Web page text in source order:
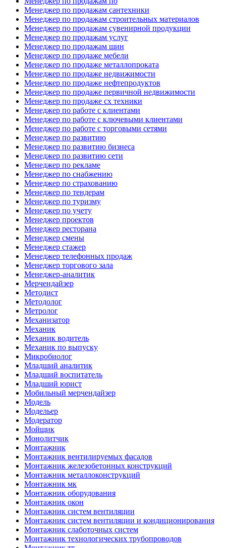
Менеджер по продажам сантехники
Менеджер по продажам строительных материалов
Менеджер по продажам сувенирной продукции
Менеджер по продажам услуг
Менеджер по продажам шин
Менеджер по продаже мебели
Менеджер по продаже металлопроката
Менеджер по продаже недвижимости
Менеджер по продаже нефтепродуктов
Менеджер по продаже первичной недвижимости
Менеджер по продаже сх техники
Менеджер по работе с клиентами
Менеджер по работе с ключевыми клиентами
Менеджер по работе с торговыми сетями
Менеджер по развитию
Менеджер по развитию бизнеса
Менеджер по развитию сети
Менеджер по рекламе
Менеджер по снабжению
Менеджер по страхованию
Менеджер по тендерам
Менеджер по туризму
Менеджер по учету
Менеджер проектов
Менеджер ресторана
Менеджер смены
Менеджер стажер
Менеджер телефонных продаж
Менеджер торгового зала
Менеджер-аналитик
Мерчендайзер
Методист
Методолог
Метролог
Механизатор
Механик
Механик водитель
Механик по выпуску
Микробиолог
Младший аналитик
Младший воспитатель
Младший юрист
Мобильный мерчендайзер
Модель
Модельер
Модератор
Мойщик
Монолитчик
Монтажник
Монтажник вентилируемых фасадов
Монтажник железобетонных конструкций
Монтажник металлоконструкций
Монтажник мк
Монтажник оборудования
Монтажник окон
Монтажник систем вентиляции
Монтажник систем вентиляции и кондиционирования
Монтажник слаботочных систем
Монтажник технологических трубопроводов